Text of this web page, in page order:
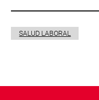
SALUD LABORAL